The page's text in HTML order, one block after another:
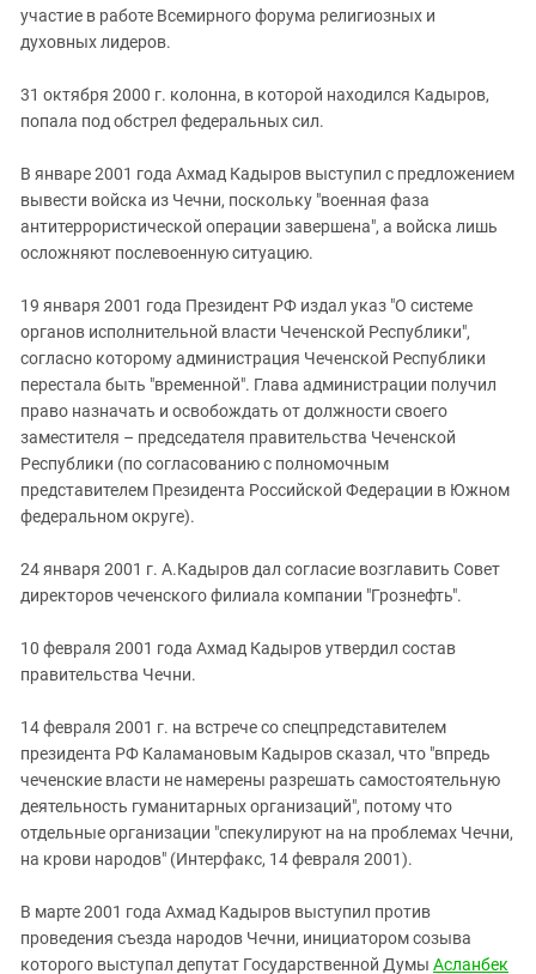
участие в работе Всемирного форума религиозных и
духовных лидеров.
31 октября 2000 г. колонна, в которой находился Кадыров,
попала под обстрел федеральных сил.
В январе 2001 года Ахмад Кадыров выступил с предложением
вывести войска из Чечни, поскольку "военная фаза
антитеррористической операции завершена", а войска лишь
осложняют послевоенную ситуацию.
19 января 2001 года Президент РФ издал указ "О системе
органов исполнительной власти Чеченской Республики",
согласно которому администрация Чеченской Республики
перестала быть "временной". Глава администрации получил
право назначать и освобождать от должности своего
заместителя – председателя правительства Чеченской
Республики (по согласованию с полномочным
представителем Президента Российской Федерации в Южном
федеральном округе).
24 января 2001 г. А.Кадыров дал согласие возглавить Совет
директоров чеченского филиала компании "Грознефть".
10 февраля 2001 года Ахмад Кадыров утвердил состав
правительства Чечни.
14 февраля 2001 г. на встрече со спецпредставителем
президента РФ Каламановым Кадыров сказал, что "впредь
чеченские власти не намерены разрешать самостоятельную
деятельность гуманитарных организаций", потому что
отдельные организации "спекулируют на на проблемах Чечни,
на крови народов" (Интерфакс, 14 февраля 2001).
В марте 2001 года Ахмад Кадыров выступил против
проведения съезда народов Чечни, инициатором созыва
которого выступал депутат Государственной Думы Асланбек